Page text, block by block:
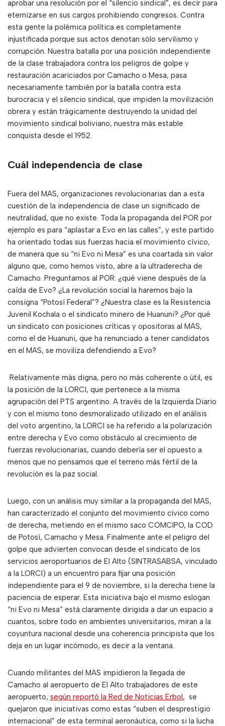
aprobar una resolución por el “silencio sindical”, es decir para
eternizarse en sus cargos prohibiendo congresos. Contra
esta gente la polémica política es completamente
injustificada porque sus actos denotan sólo servilismo y
corrupción. Nuestra batalla por una posición independiente
de la clase trabajadora contra los peligros de golpe y
restauración acariciados por Camacho o Mesa, pasa
necesariamente también por la batalla contra esta
burocracia y el silencio sindical, que impiden la movilización
obrera y están trágicamente destruyendo la unidad del
movimiento sindical boliviano, nuestra más estable
conquista desde el 1952.
Cuál independencia de clase
Fuera del MAS, organizaciones revolucionarias dan a esta
cuestión de la independencia de clase un significado de
neutralidad, que no existe. Toda la propaganda del POR por
ejemplo es para “aplastar a Evo en las calles”, y este partido
ha orientado todas sus fuerzas hacia el movimiento cívico,
de manera que su “ni Evo ni Mesa” es una coartada sin valor
alguno que, como hemos visto, abre a la ultraderecha de
Camacho. Preguntamos al POR: ¿qué viene después de la
caída de Evo? ¿La revolución social la haremos bajo la
consigna “Potosí Federal”? ¿Nuestra clase es la Resistencia
Juvenil Kochala o el sindicato minero de Huanuni? ¿Por qué
un sindicato con posiciones críticas y opositoras al MAS,
como el de Huanuni, que ha renunciado a tener candidatos
en el MAS, se moviliza defendiendo a Evo?
Relativamente más digna, pero no más coherente o útil, es
la posición de la LORCI, que pertenece a la misma
agrupación del PTS argentino. A través de la Izquierda Diario
y con el mismo tono desmoralizado utilizado en el análisis
del voto argentino, la LORCI se ha referido a la polarización
entre derecha y Evo como obstáculo al crecimiento de
fuerzas revolucionarias, cuando debería ser el opuesto a
menos que no pensamos que el terreno más fértil de la
revolución es la paz social.
Luego, con un análisis muy similar a la propaganda del MAS,
han caracterizado el conjunto del movimiento cívico como
de derecha, metiendo en el mismo saco COMCIPO, la COD
de Potosí, Camacho y Mesa. Finalmente ante el peligro del
golpe que advierten convocan desde el sindicato de los
servicios aeroportuarios de El Alto (SINTRASABSA, vinculado
a la LORCI) a un encuentro para fijar una posición
independiente para el 9 de noviembre, si la derecha tiene la
paciencia de esperar. Esta iniciativa bajo el mismo eslogan
“ni Evo ni Mesa” está claramente dirigida a dar un espacio a
cuantos, sobre todo en ambientes universitarios, miran a la
coyuntura nacional desde una coherencia principista que los
deja en un lugar incómodo, es decir a la ventana.
Cuando militantes del MAS impidieron la llegada de
Camacho al aeropuerto de El Alto trabajadores de este
aeropuerto, según reportó la Red de Noticias Erbol, se
quejaron que iniciativas como estas “suben el desprestigio
internacional” de esta terminal aeronáutica, como si la lucha